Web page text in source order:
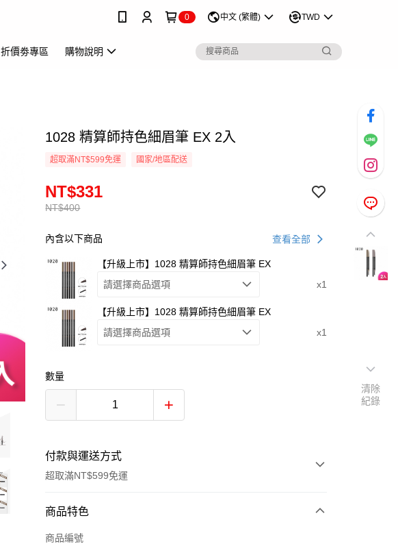
0 中文 (繁體) TWD
折價劵專區 購物說明
1028 精算師持色細眉筆 EX 2入
超取滿NT$599免運 國家/地區配送
NT$400
NT$331
內含以下商品 查看全部
【升級上市】1028 精算師持色細眉筆 EX
請選擇商品選項
x1
【升級上市】1028 精算師持色細眉筆 EX
請選擇商品選項
x1
數量
付款與運送方式
超取滿NT$599免運
付款方式
信用卡一次付款
商品特色
商品編號
清除
紀錄